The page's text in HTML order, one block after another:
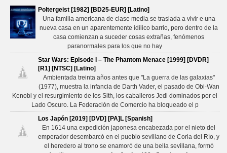
Poltergeist [1982] [BD25-EUR] [Latino]
Una familia americana de clase media se traslada a vivir e una
nueva casa en un aparentemente idílico barrio, pero dentro de la
casa comienzan a suceder cosas extrañas, fenómenos
paranormales para los que no hay
Star Wars: Episode I – The Phantom Menace [1999] [DVDR]
[R1] [NTSC] [Latino]
Ambientada treinta años antes que "La guerra de las galaxias"
(1977), muestra la infancia de Darth Vader, el pasado de Obi-Wan
Kenobi y el resurgimiento de los Sith, los caballeros Jedi dominados por el
Lado Oscuro. La Federación de Comercio ha bloqueado el p
Los Japón [2019] [DVD] [PA]L [Spanish]
En 1614 una expedición japonesa encabezada por el nieto del
emperador desembarcó en el pueblo sevillano de Coria del Río, y
el heredero al trono se enamoró de una bella sevillana, formó